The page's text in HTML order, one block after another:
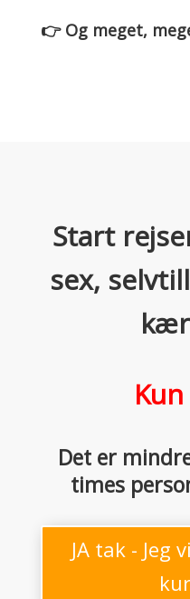
👉 Og meget,
Start
sex,
Det er
times
JA tak - Jeg